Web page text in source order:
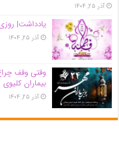
آذر ۲۵, ۱۴۰۴
یادداشت|
آذر ۲۵, ۱۴۰۴
وقتی وقف
بیماران کلیوی
آذر ۲۵, ۱۴۰۴